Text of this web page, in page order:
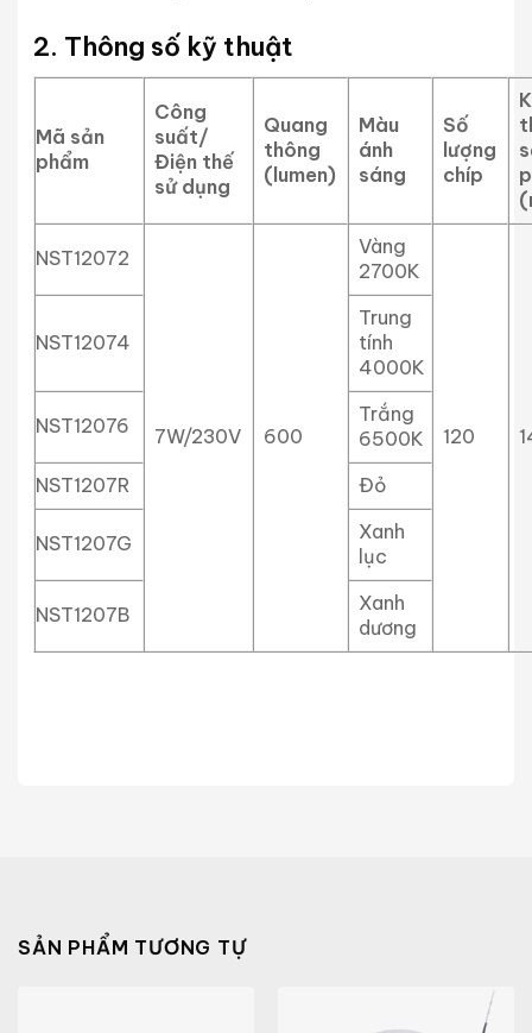
2. Thông số kỹ thuật
Mã sản
phẩm
Công
suất/
Điện thế
sử dụng
Quang
thông
(lumen)
Màu
ánh
sáng
Số
lượng
chíp
NST12072
7W/230V 600
Vàng
2700K
120
NST12074
Trung
tính
4000K
NST12076
Trắng
6500K
NST1207R
Đỏ
NST1207G
Xanh
lục
NST1207B
Xanh
dương
SẢN PHẨM TƯƠNG TỰ